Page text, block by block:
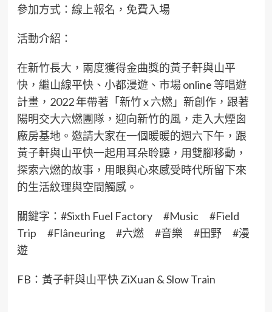
參加方式：線上報名，免費入場
活動介紹：
在新竹長大，兩度獲得金曲獎的黃子軒與山平
快，繼山線平快、小都漫遊、市場 online 等唱遊
計畫，2022 年帶著「新竹 x 六燃」新創作，跟著
陽明交大六燃團隊，迎向新竹的風，走入大煙囪
廠房基地。邀請大家在一個暖暖的週六下午，跟
黃子軒與山平快一起用耳朵聆聽，用雙腳移動，
探索六燃的故事，用眼與心來感受時代所留下來
的生活紋理與空間觸感。
關鍵字：#Sixth Fuel Factory #Music #Field
Trip #Flâneuring #六燃 #音樂 #田野 #漫
遊
FB：黃子軒與山平快 ZiXuan & Slow Train